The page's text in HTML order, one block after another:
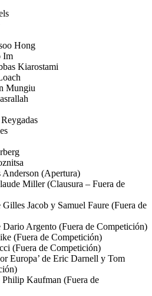
Hong
Im
Kiarostami
Mungiu
Anderson (Apertura)
Miller (Clausura – Fuera de
Gilles Jacob y Samuel Faure (Fuera de
Dario Argento (Fuera de Competición)
(Fuera de Competición)
(Fuera de Competición)
Europa’ de Eric Darnell y Tom
Kaufman (Fuera de